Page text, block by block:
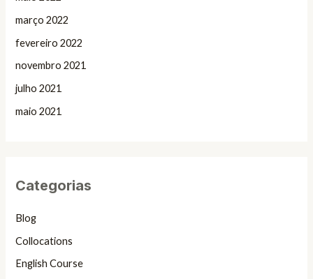
março 2022
fevereiro 2022
novembro 2021
julho 2021
maio 2021
Categorias
Blog
Collocations
English Course